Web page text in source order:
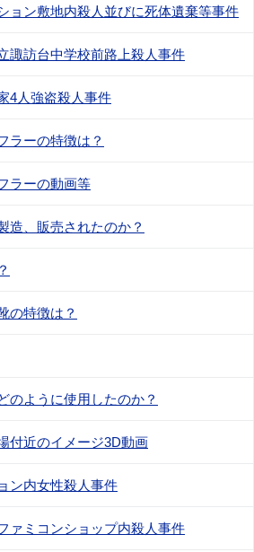
ョン敷地内殺人並びに死体遺棄等事件
諏訪台中学校前路上殺人事件
4人強盗殺人事件
ラーの特徴は？
ラーの動画等
造、販売されたのか？
の特徴は？
のように使用したのか？
付近のイメージ3D動画
ン内女性殺人事件
ァミコンショップ内殺人事件